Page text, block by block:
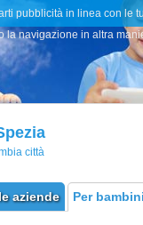
pubblicità in linea con
la navigazione in altra
città
aziende Per